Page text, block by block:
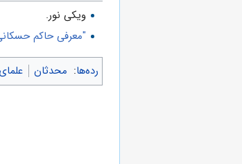
ویکی نور.
"معرفی حاکم
رده‌ها: محدثان